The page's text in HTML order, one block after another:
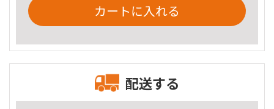
カートに入れる
配送する